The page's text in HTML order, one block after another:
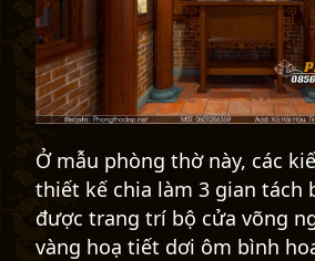
Ở mẫu phòng thờ này, các
thiết kế chia làm 3 gian tách
được trang trí bộ cửa võng
vàng hoạ tiết dơi ôm bình